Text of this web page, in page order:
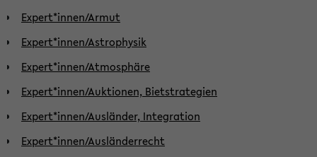
Expert*innen/Armut
Expert*innen/Astrophysik
Expert*innen/Atmosphäre
Expert*innen/Auktionen, Bietstrategien
Expert*innen/Ausländer, Integration
Expert*innen/Ausländerrecht